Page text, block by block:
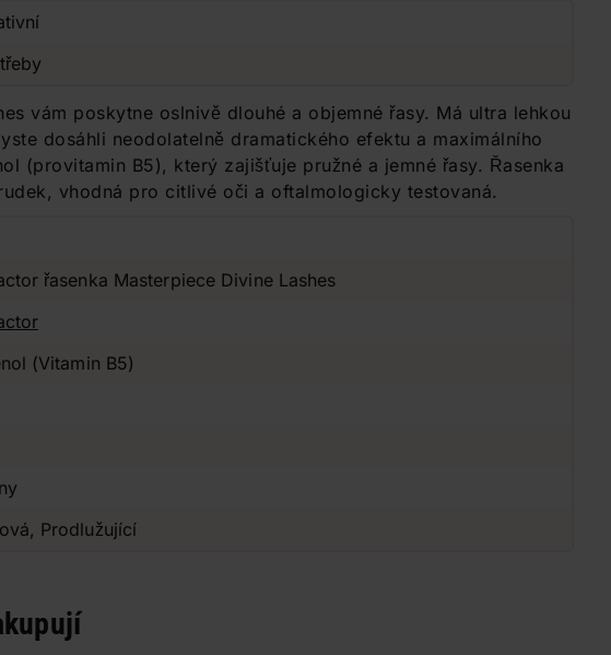
vám poskytne oslnivě dlouhé a objemné řasy. Má ultra lehkou
dosáhli neodolatelně dramatického efektu a maximálního
(provitamin B5), který zajišťuje pružné a jemné řasy. Řasenka
vhodná pro citlivé oči a oftalmologicky testovaná.
řasenka Masterpiece Divine Lashes
(Vitamin B5)
Prodlužující